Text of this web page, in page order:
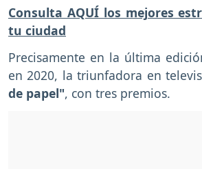
Consulta AQUÍ los mejores
tu ciudad
Precisamente en la última
en 2020, la triunfadora en
de papel", con tres premios.